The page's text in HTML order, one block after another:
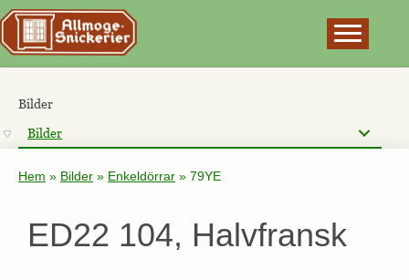
Bilder
Bilder
Hem » Bilder » Enkeldörrar » 79YE
ED22 104, Halvfransk